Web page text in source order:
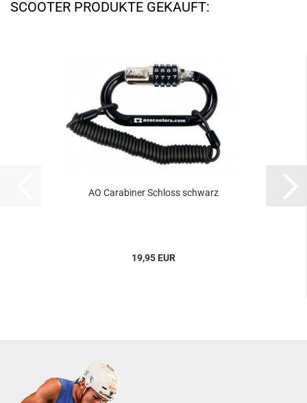
SCOOTER PRODUKTE GEKAUFT:
AO Carabiner Schloss schwarz
19,95 EUR